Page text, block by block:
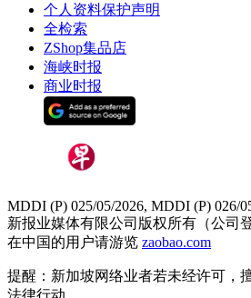
个人资料保护声明
全检索
ZShop集品店
海峡时报
商业时报
MDDI (P) 025/05/2026, MDDI (P) 026/
新报业媒体有限公司版权所有（公司
在中国的用户请游览 zaobao.com
提醒：新加坡网络业者若未经许可，
法律行动。